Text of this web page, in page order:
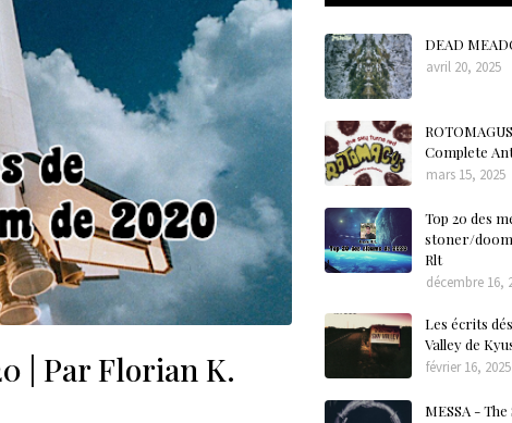
| Par Florian K.
DEAD
avril 20, 2025
Complete
mars 15, 2025
Top 20 des
stoner/
Rlt
décembre 16,
Les écrits
Valley de
février 16, 2025
MESSA - The